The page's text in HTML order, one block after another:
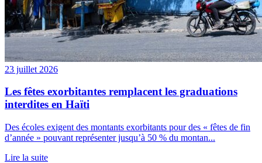
23 juillet 2026
Les fêtes exorbitantes remplacent les graduations
interdites en Haïti
Des écoles exigent des montants exorbitants pour des « fêtes de fin
d’année » pouvant représenter jusqu’à 50 % du montan...
Lire la suite